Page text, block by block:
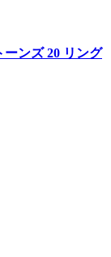
ーンズ 20 リング